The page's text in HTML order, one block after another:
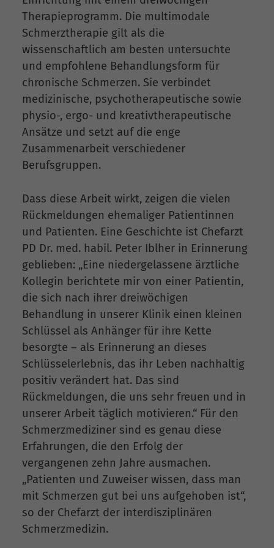
Therapieprogramm. Die multimodale
Schmerztherapie gilt als die
wissenschaftlich am besten untersuchte
und empfohlene Behandlungsform für
chronische Schmerzen. Sie verbindet
medizinische, psychotherapeutische sowie
physio-, ergo- und kreativtherapeutische
Ansätze und setzt auf die enge
Zusammenarbeit verschiedener
Berufsgruppen.
Dass diese Arbeit wirkt, zeigen die vielen
Rückmeldungen ehemaliger Patientinnen
und Patienten. Eine Geschichte ist Chefarzt
PD Dr. med. habil. Peter Iblher in Erinnerung
geblieben: „Eine niedergelassene ärztliche
Kollegin berichtete mir von einer Patientin,
die sich nach ihrer dreiwöchigen
Behandlung in unserer Klinik einen kleinen
Schlüssel als Anhänger für ihre Kette
besorgte – als Erinnerung an dieses
Schlüsselerlebnis, das ihr Leben nachhaltig
positiv verändert hat. Das sind
Rückmeldungen, die uns sehr freuen und in
unserer Arbeit täglich motivieren.“ Für den
Schmerzmediziner sind es genau diese
Erfahrungen, die den Erfolg der
vergangenen zehn Jahre ausmachen.
„Patienten und Zuweiser wissen, dass man
mit Schmerzen gut bei uns aufgehoben ist“,
so der Chefarzt der interdisziplinären
Schmerzmedizin.